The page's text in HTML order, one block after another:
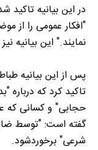
در این بیانیه تاکید
"افکار عمومی را از
نمایند." این بیانیه
پس از این بیانیه
تاکید کرد که
حجابی" و کسانی که
گفته است: "توسط
شرعی" برخوردشود.